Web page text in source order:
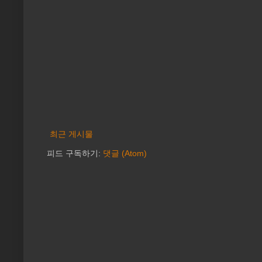
최근 게시물
피드 구독하기: 댓글 (Atom)